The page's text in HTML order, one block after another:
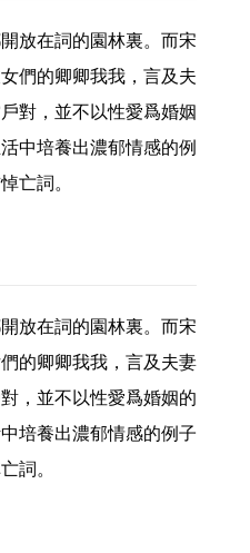
們的卿卿我我，言及夫
對，並不以性愛爲婚姻
中培養出濃郁情感的例
亡詞。
的卿卿我我，言及夫妻
，並不以性愛爲婚姻的
培養出濃郁情感的例子
詞。